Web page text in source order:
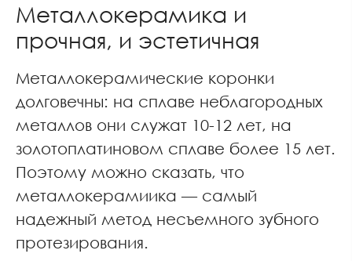
Металлокерамика и
прочная, и эстетичная
Металлокерамические коронки
долговечны: на сплаве неблагородных
металлов они служат 10-12 лет, на
золотоплатиновом сплаве более 15 лет.
Поэтому можно сказать, что
металлокерамиика — самый
надежный метод несъемного зубного
протезирования.